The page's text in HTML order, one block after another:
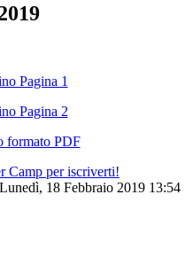
Pagina 1
Pagina 2
formato PDF
Camp per iscriverti!
18 Febbraio 2019 13:54